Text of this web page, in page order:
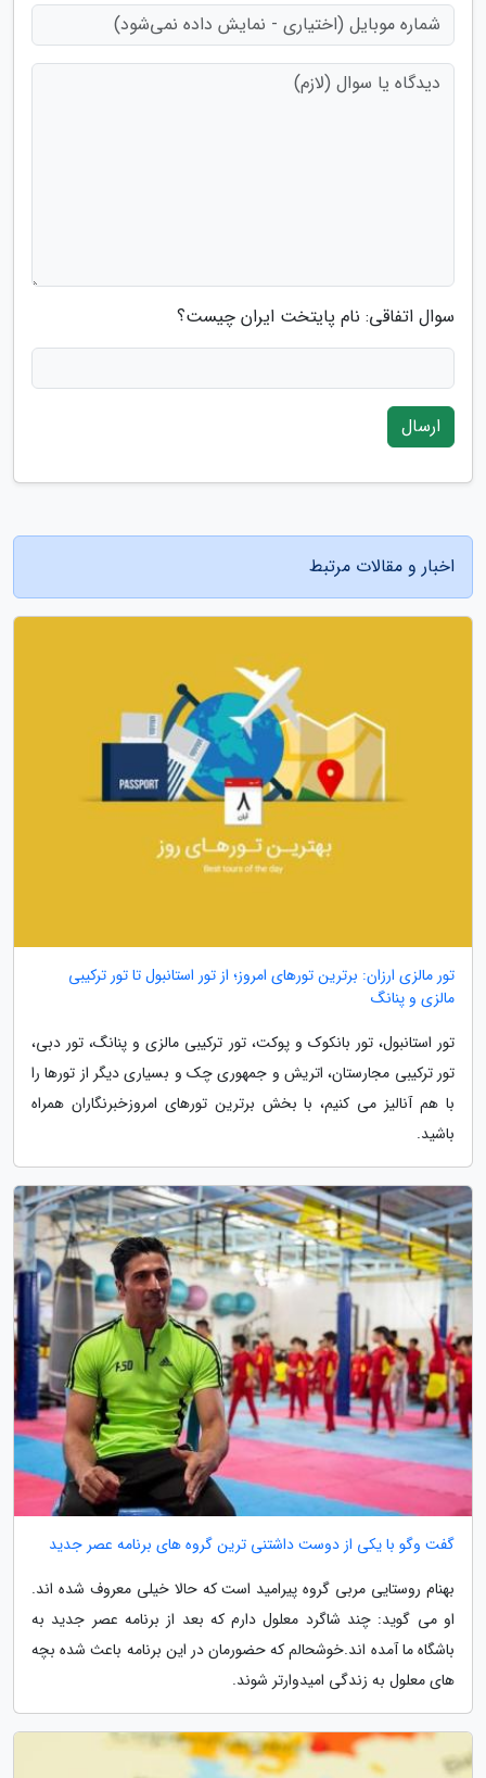
سوال اتفاقی: نام پایتخت ایران چیست؟
ارسال
اخبار و مقالات مرتبط
تور مالزی ارزان: برترین تورهای امروز؛ از تور استانبول تا تور ترکیبی
مالزی و پنانگ
تور استانبول، تور بانکوک و پوکت، تور ترکیبی مالزی و پنانگ، تور دبی،
تور ترکیبی مجارستان، اتریش و جمهوری چک و بسیاری دیگر از تورها را
با هم آنالیز می کنیم، با بخش برترین تورهای امروزخبرنگاران همراه
باشید.
گفت وگو با یکی از دوست داشتنی ترین گروه های برنامه عصر جدید
بهنام روستایی مربی گروه پیرامید است که حالا خیلی معروف شده اند.
او می گوید: چند شاگرد معلول دارم که بعد از برنامه عصر جدید به
باشگاه ما آمده اند.خوشحالم که حضورمان در این برنامه باعث شده بچه
های معلول به زندگی امیدوارتر شوند.